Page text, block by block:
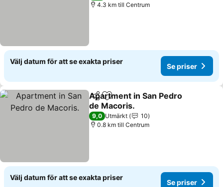
4.3 km till Centrum
Välj datum för att se exakta priser
Se priser
Dela Lägg till i Mina Favoriter
Apartment in San Pedro
de Macoris.
9,0 Utmärkt
10
0.8 km till Centrum
Välj datum för att se exakta priser
Se priser